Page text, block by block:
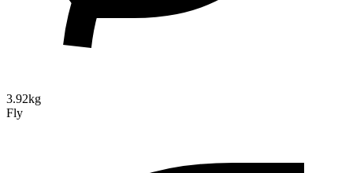
3.92kg
Fly